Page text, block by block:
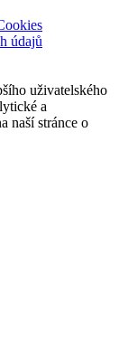
údajů
uživatelského
a
naší stránce o